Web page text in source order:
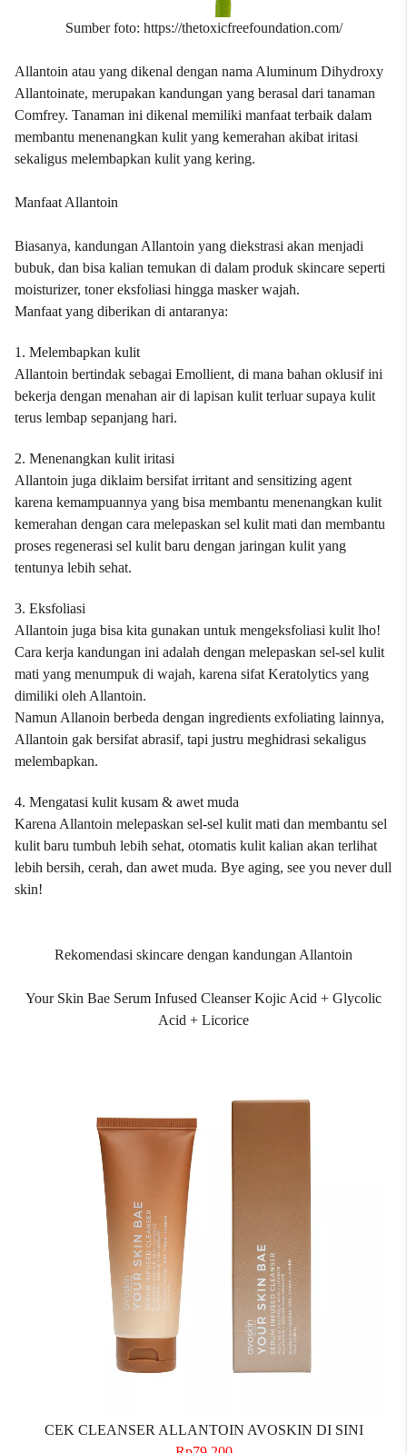
Sumber foto: https://thetoxicfreefoundation.com/
Allantoin atau yang dikenal dengan nama Aluminum Dihydroxy
Allantoinate, merupakan kandungan yang berasal dari tanaman
Comfrey. Tanaman ini dikenal memiliki manfaat terbaik dalam
membantu menenangkan kulit yang kemerahan akibat iritasi
sekaligus melembapkan kulit yang kering.
Manfaat Allantoin
Biasanya, kandungan Allantoin yang diekstrasi akan menjadi
bubuk, dan bisa kalian temukan di dalam produk skincare seperti
moisturizer, tonereksfoliasi hingga masker wajah.
Manfaat yang diberikan di antaranya:
1. Melembapkan kulit
Allantoin bertindak sebagai Emollient, di mana bahan oklusif ini
bekerja dengan menahan air di lapisan kulit terluar supaya kulit
terus lembap sepanjang hari.
2. Menenangkan kulit iritasi
Allantoin juga diklaim bersifat irritant and sensitizing agent
karena kemampuannya yang bisa membantu menenangkan kulit
kemerahan dengan cara melepaskan sel kulit mati dan membantu
proses regenerasi sel kulit baru dengan jaringan kulit yang
tentunya lebih sehat.
3. Eksfoliasi
Allantoin juga bisa kita gunakan untuk mengeksfoliasi kulit lho!
Cara kerja kandungan ini adalah dengan melepaskan sel-sel kulit
mati yang menumpuk di wajah, karena sifat Keratolytics yang
dimiliki oleh Allantoin.
Namun Allanoin berbeda dengan ingredients exfoliating lainnya,
Allantoin gak bersifat abrasif, tapi justru meghidrasi sekaligus
melembapkan.
4. Mengatasi kulit kusam & awet muda
Karena Allantoin melepaskan sel-sel kulit mati dan membantu sel
kulit baru tumbuh lebih sehat, otomatis kulit kalian akan terlihat
lebih bersih, cerah, dan awet muda. Bye aging, see you never dull
skin!
Rekomendasi skincare dengan kandungan Allantoin
Your Skin Bae Serum Infused Cleanser Kojic Acid + Glycolic
Acid + Licorice
CEK CLEANSER ALLANTOIN AVOSKIN DI SINI